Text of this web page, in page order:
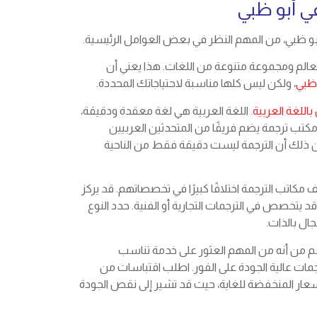
أبو ظبي
ظبي، من المهم النظر في بعض العوامل الرئيسية.
ومجموعة متنوعة من اللغات. هذا يعني أن
، ولكن ليس كلها مناسبة لاحتياجاتك المحددة.
العربية. اللغة العربية هي لغة معقدة ودقيقة،
ترجمة يضم فريقًا من المتحدثين العربيين
ذلك أن الترجمة ليست دقيقة فقط من الناحية
مكاتب الترجمة اختلافًا كبيرًا في تخصصاتهم. قد يركز
يتخصص في الترجمات التجارية أو الفنية. حدد النوع
بالذات.
من أنه من المهم العثور على خدمة تناسب
عالية الجودة على الفور. اطلب اقتباسات من
المنخفضة للغاية، حيث قد تشير إلى نقص الجودة